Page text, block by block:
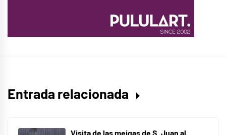
Entrada relacionada
Visita de las meigas de S. Juan al